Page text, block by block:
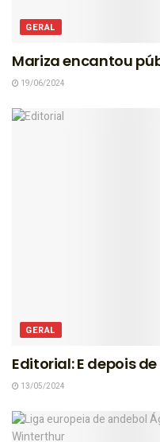
GERAL
Mariza encantou
19/06/2024
GERAL
Editorial: E depois
13/05/2024